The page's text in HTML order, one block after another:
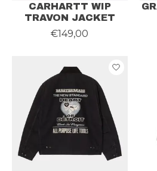
CARHARTT WIP
TRAVON JACKET
€149,00